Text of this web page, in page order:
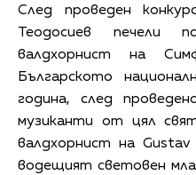
След проведен
Теодосиев
валдхорнист на
Българското
година, след
музиканти от цял
валдхорнист на
водещият световен